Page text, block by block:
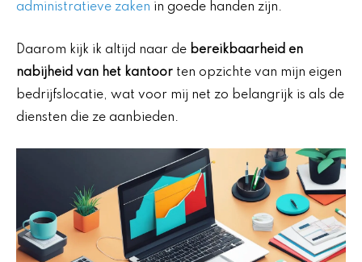
administratieve zaken in goede handen zijn.
Daarom kijk ik altijd naar de bereikbaarheid en
nabijheid van het kantoor ten opzichte van mijn eigen
bedrijfslocatie, wat voor mij net zo belangrijk is als de
diensten die ze aanbieden.